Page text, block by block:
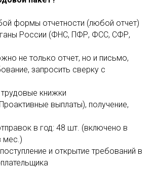
формы отчетности (любой отчет)
России (ФНС, ПФР, ФСС, СФР,
не только отчет, но и письмо,
запросить сверку с
книжки
выплаты), получение,
в год: 48 шт. (включено в
мес.)
и открытие требований в